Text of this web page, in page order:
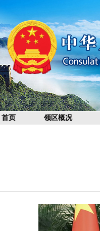
首页 领区概况